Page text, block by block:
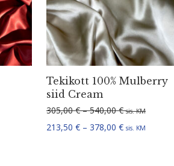
€ kuni 155,00 €
€ kuni 77,50 €
Tekikott 100% Mulberry
siid Cream
305,00€ – 540,00€ sis. KM
213,50 € – 378,00 € sis. KM